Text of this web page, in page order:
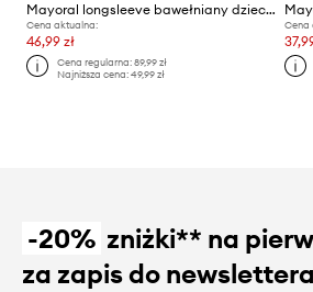
Mayoral longsleeve bawełniany dziecięcy
Cena aktualna:
46,99 zł
Cena regularna:89,99 zł
Najniższa cena:49,99 zł
Cena
-20% zniżki** na
za zapis do